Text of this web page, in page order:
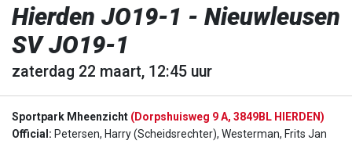
Hierden JO19-1 - Nieuwleusen
SV JO19-1
zaterdag 22 maart, 12:45 uur
Sportpark Mheenzicht (Dorpshuisweg 9 A, 3849BL HIERDEN)
Official: Petersen, Harry (Scheidsrechter), Westerman, Frits Jan